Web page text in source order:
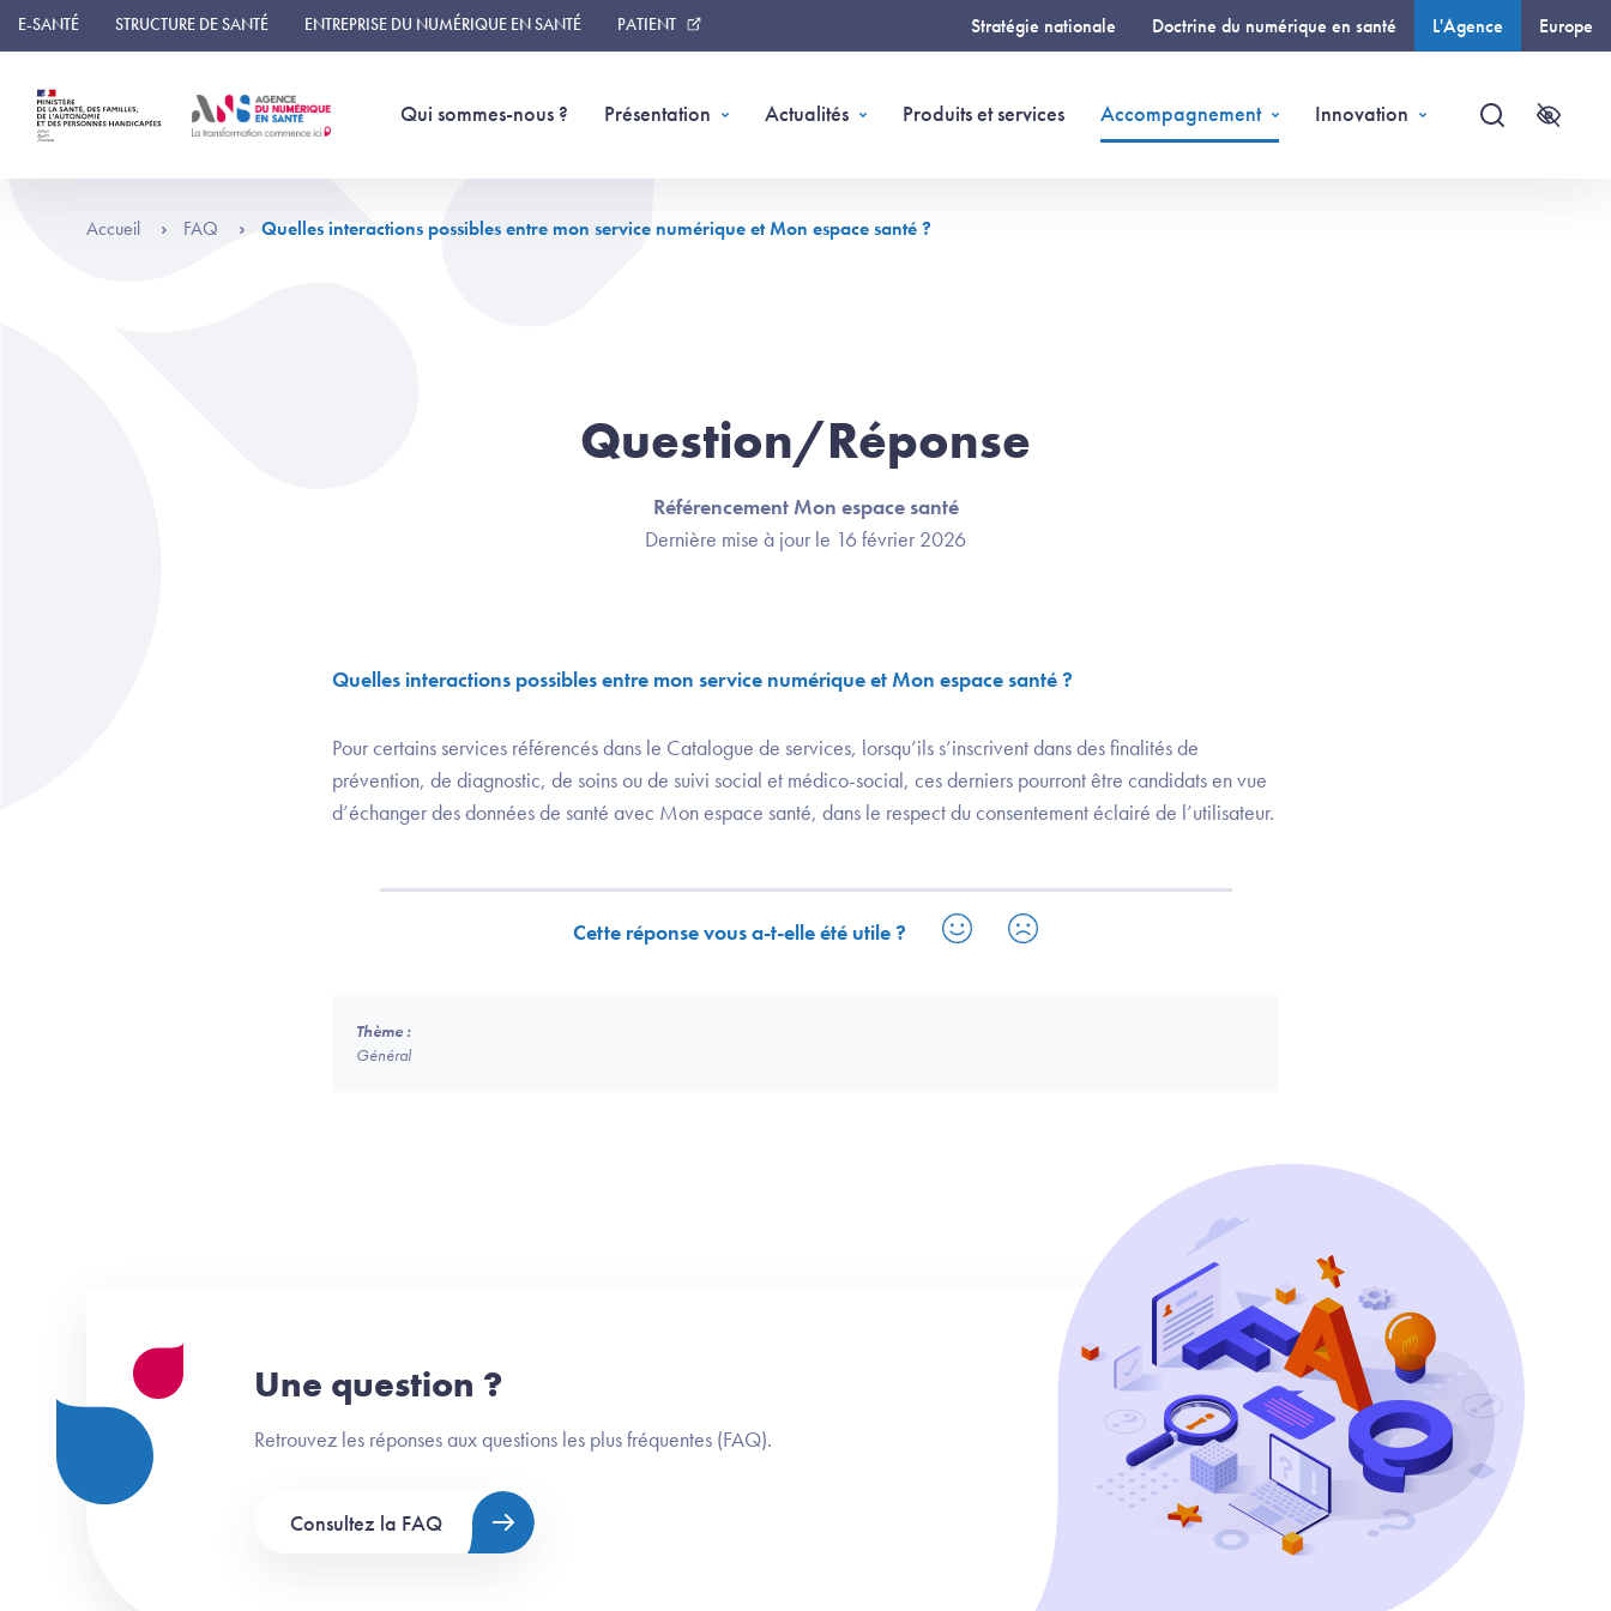
Panneau de gestion des cookies
E-SANTÉ STRUCTURE DE SANTÉ ENTREPRISE DU NUMÉRIQUE EN SANTÉ PATIENT Stratégie nationale Doctrine du numérique en santé L'Agence Europe
Qui sommes-nous ? Présentation Actualités Produits et services Accompagnement Innovation
Recherche
Accueil FAQ Quelles interactions possibles entre mon service numérique et Mon espace santé ?
Question/Réponse
Référencement Mon espace santé
Dernière mise à jour le 16 février 2026
Quelles interactions possibles entre mon service numérique et Mon espace santé ?
Pour certains services référencés dans le Catalogue de services, lorsqu’ils s’inscrivent dans des finalités de
prévention, de diagnostic, de soins ou de suivi social et médico-social, ces derniers pourront être candidats en vue
d’échanger des données de santé avec Mon espace santé, dans le respect du consentement éclairé de l’utilisateur.
Cette réponse vous a-t-elle été utile ?
Thème :
Général
Une question ?
Retrouvez les réponses aux questions les plus fréquentes (FAQ).
Consultez la FAQ